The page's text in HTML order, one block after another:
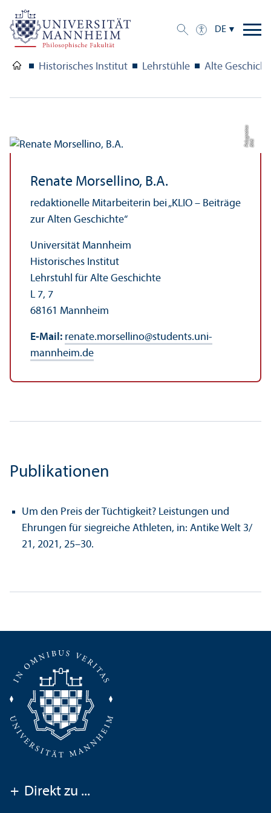
DE
Historisches Institut Lehr­stühle Alte
Bil
d:
P
ol
y
g
n
o
t
o
s
Renate Morsellino, B.A.
redaktionelle Mitarbeiterin bei „KLIO – Beiträge
zur Alten Geschichte“
Universität Mannheim
Historisches Institut
Lehr­stuhl für Alte Geschichte
L 7, 7
68161 Mannheim
E-Mail: renate.morsellino@students.uni-
mannheim.de
Publikationen
Um den Preis der Tüchtigkeit? Leistungen und
Ehrungen für siegreiche Athleten, in: Antike Welt 3/
21, 2021, 25–30.
+ Direkt zu ...